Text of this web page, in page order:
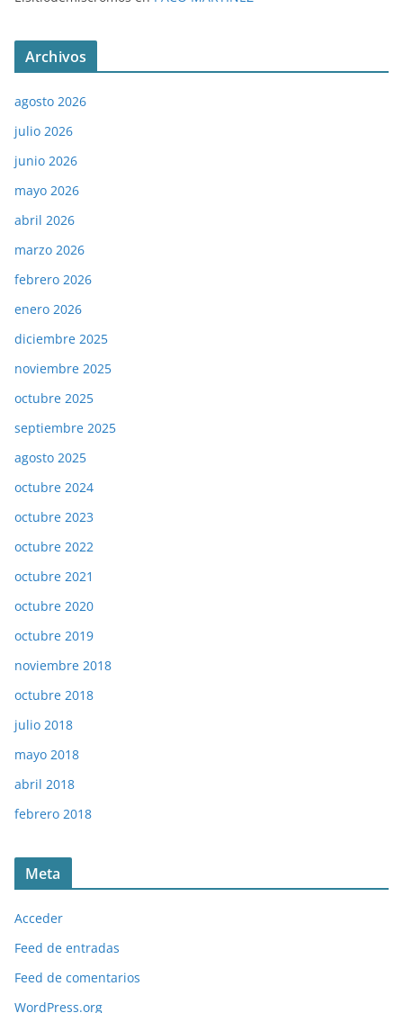
Archivos
agosto 2026
julio 2026
junio 2026
mayo 2026
abril 2026
marzo 2026
febrero 2026
enero 2026
diciembre 2025
noviembre 2025
octubre 2025
septiembre 2025
agosto 2025
octubre 2024
octubre 2023
octubre 2022
octubre 2021
octubre 2020
octubre 2019
noviembre 2018
octubre 2018
julio 2018
mayo 2018
abril 2018
febrero 2018
Meta
Acceder
Feed de entradas
Feed de comentarios
WordPress.org